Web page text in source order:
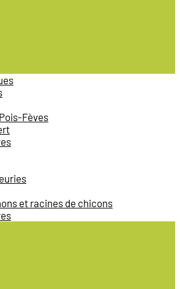
Fèves
et racines de chicons